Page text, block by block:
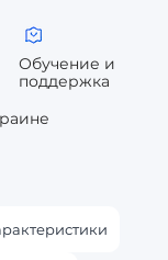
Обучение и
поддержка